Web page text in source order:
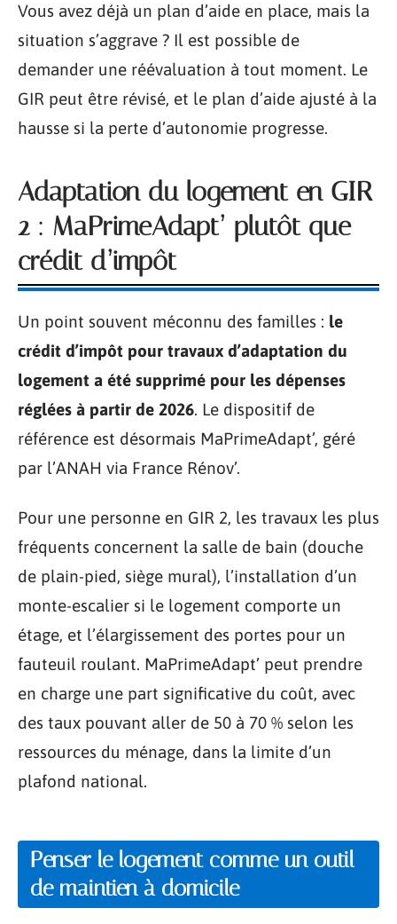
Vous avez déjà un plan d’aide en place, mais la
situation s’aggrave ? Il est possible de
demander une réévaluation à tout moment. Le
GIR peut être révisé, et le plan d’aide ajusté à la
hausse si la perte d’autonomie progresse.
Adaptation du logement en GIR
2 : MaPrimeAdapt’ plutôt que
crédit d’impôt
Un point souvent méconnu des familles : le
crédit d’impôt pour travaux d’adaptation du
logement a été supprimé pour les dépenses
réglées à partir de 2026. Le dispositif de
référence est désormais MaPrimeAdapt’, géré
par l’ANAH via France Rénov’.
Pour une personne en GIR 2, les travaux les plus
fréquents concernent la salle de bain (douche
de plain-pied, siège mural), l’installation d’un
monte-escalier si le logement comporte un
étage, et l’élargissement des portes pour un
fauteuil roulant. MaPrimeAdapt’ peut prendre
en charge une part significative du coût, avec
des taux pouvant aller de 50 à 70 % selon les
ressources du ménage, dans la limite d’un
plafond national.
Penser le logement comme un outil
de maintien à domicile